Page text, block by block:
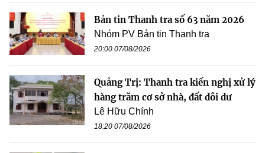
Bản tin Thanh tra số 63 năm 2026
Nhóm PV Bản tin Thanh tra
20:00 07/08/2026
Quảng Trị: Thanh tra kiến nghị xử lý
hàng trăm cơ sở nhà, đất dôi dư
Lê Hữu Chính
18:20 07/08/2026